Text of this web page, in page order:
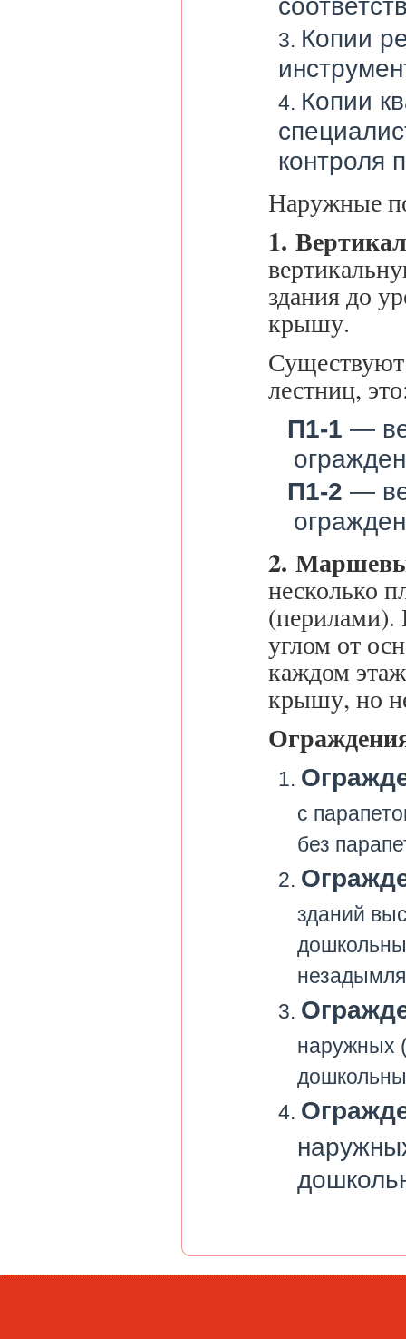
Копии
Копии
контроля
Наружные
1.
здания до
крышу.
лестниц,
П1-1 —
П1-2 —
2.
несколько
(перилами).
углом от
каждом
крышу, но
с
без
зданий
наружных